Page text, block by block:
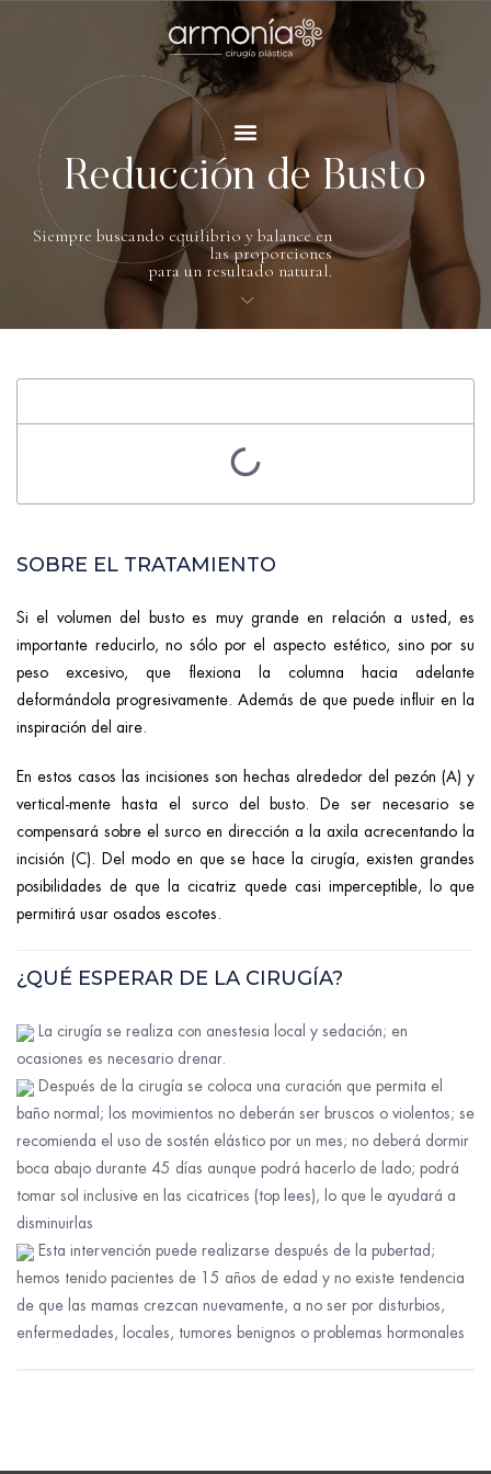
Reducción de Busto
Siempre buscando equilibrio y balance en
las proporciones
para un resultado natural.
SOBRE EL TRATAMIENTO
Si el volumen del busto es muy grande en relación a usted, es
importante reducirlo, no sólo por el aspecto estético, sino por su
peso excesivo, que flexiona la columna hacia adelante
deformándola progresivamente. Además de que puede influir en la
inspiración del aire.
En estos casos las incisiones son hechas alrededor del pezón (A) y
vertical-mente hasta el surco del busto. De ser necesario se
compensará sobre el surco en dirección a la axila acrecentando la
incisión (C). Del modo en que se hace la cirugía, existen grandes
posibilidades de que la cicatriz quede casi imperceptible, lo que
permitirá usar osados escotes.
¿QUÉ ESPERAR DE LA CIRUGÍA?
La cirugía se realiza con anestesia local y sedación; en
ocasiones es necesario drenar.
Después de la cirugía se coloca una curación que permita el
baño normal; los movimientos no deberán ser bruscos o violentos; se
recomienda el uso de sostén elástico por un mes; no deberá dormir
boca abajo durante 45 días aunque podrá hacerlo de lado; podrá
tomar sol inclusive en las cicatrices (top lees), lo que le ayudará a
disminuirlas
Esta intervención puede realizarse después de la pubertad;
hemos tenido pacientes de 15 años de edad y no existe tendencia
de que las mamas crezcan nuevamente, a no ser por disturbios,
enfermedades, locales, tumores benignos o problemas hormonales